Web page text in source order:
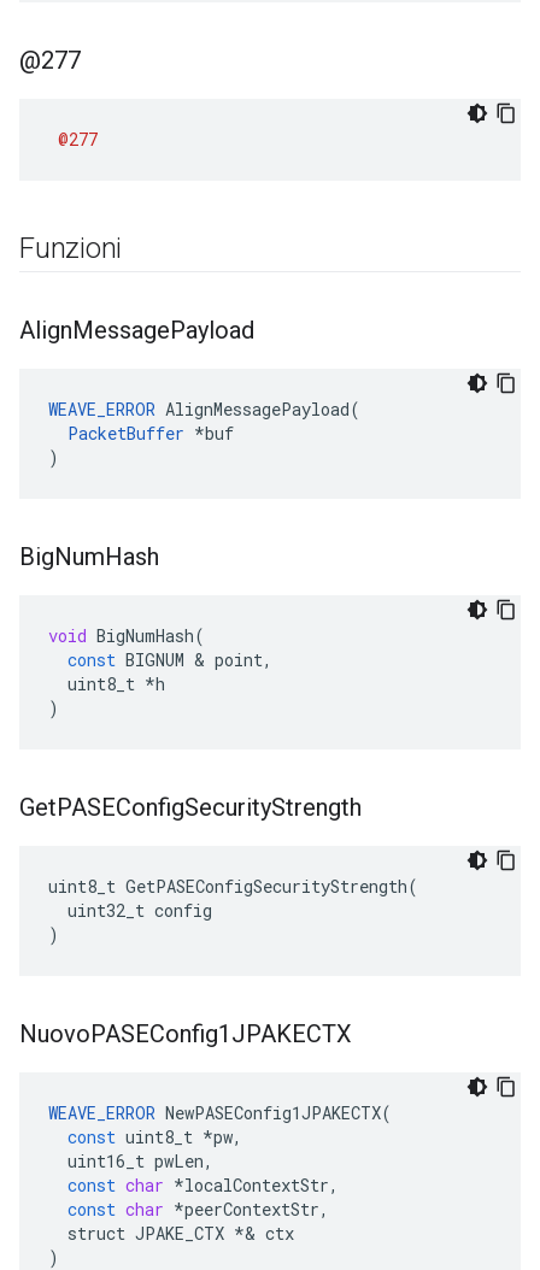
@277
@277
Funzioni
AlignMessagePayload
WEAVE_ERROR AlignMessagePayload(
PacketBuffer *buf
)
BigNumHash
void BigNumHash(
const BIGNUM & point,
uint8_t *h
)
GetPASEConfigSecurityStrength
uint8_t GetPASEConfigSecurityStrength(
  uint32_t config
)
NuovoPASEConfig1JPAKECTX
WEAVE_ERROR NewPASEConfig1JPAKECTX(
const uint8_t *pw,
uint16_t pwLen,
const char *localContextStr,
const char *peerContextStr,
struct JPAKE_CTX *& ctx
)